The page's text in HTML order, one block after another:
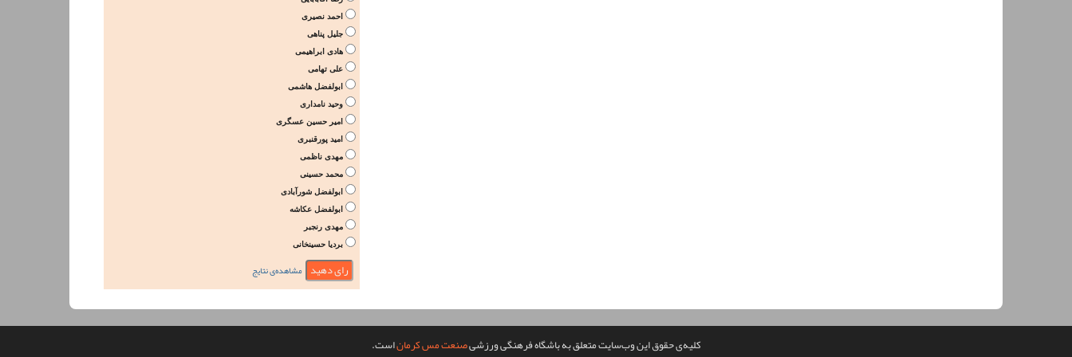
احمد نصیری
جلیل پناهی
هادی ابراهیمی
علی تهامی
ابولفضل هاشمی
وحید نامداری
امیر حسین عسگری
امید پورقنبری
مهدی ناظمی
محمد حسینی
ابولفضل شورآبادی
ابولفضل عکاشه
مهدی رنجبر
بردیا حسینخانی
مشاهده‌ی نتایج
کلیه‌ی حقوق این وب‌سایت متعلق به باشگاه فرهنگی ورزشیصنعت مس کرماناست.